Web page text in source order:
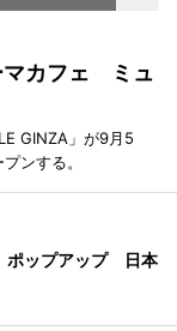
マカフェ ミュ
GINZA」が9月5
ンする。
ポップアップ 日本